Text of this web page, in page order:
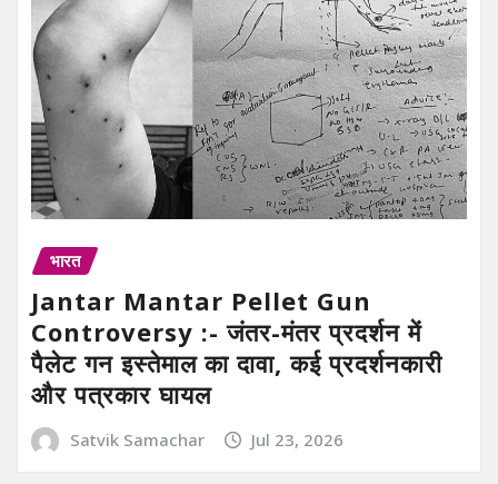
भारत
Jantar Mantar Pellet Gun
Controversy :- जंतर-मंतर प्रदर्शन में
पैलेट गन इस्तेमाल का दावा, कई प्रदर्शनकारी
और पत्रकार घायल
Satvik Samachar Jul 23, 2026